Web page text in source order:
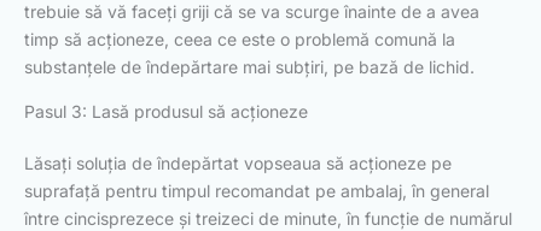
trebuie să vă faceți griji că se va scurge înainte de a avea
timp să acționeze, ceea ce este o problemă comună la
substanțele de îndepărtare mai subțiri, pe bază de lichid.
Pasul 3: Lasă produsul să acționeze
Lăsați soluția de îndepărtat vopseaua să acționeze pe
suprafață pentru timpul recomandat pe ambalaj, în general
între cincisprezece și treizeci de minute, în funcție de numărul